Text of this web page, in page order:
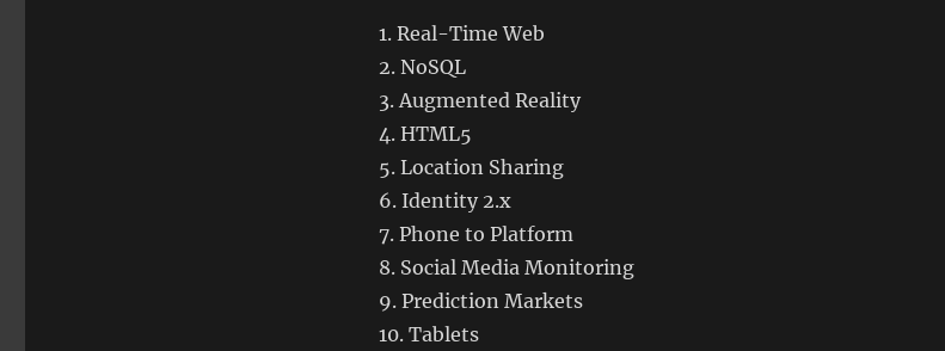
1. Real-Time Web
2. NoSQL
3. Augmented Reality
4. HTML5
5. Location Sharing
6. Identity 2.x
7. Phone to Platform
8. Social Media Monitoring
9. Prediction Markets
10. Tablets